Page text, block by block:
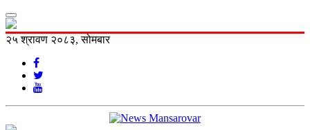
२५ श्रावण २०८३, सोमबार